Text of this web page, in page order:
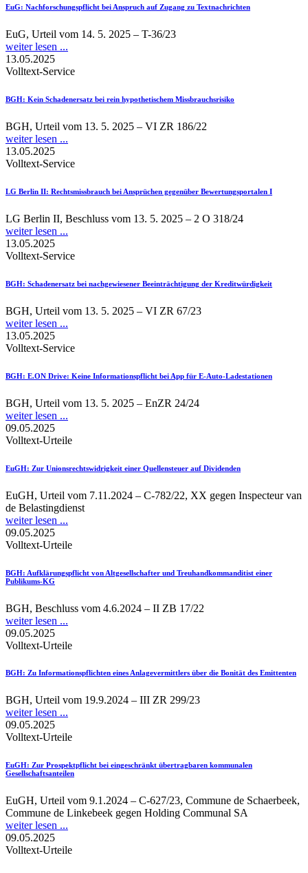
EuG: Nachforschungspflicht bei Anspruch auf Zugang zu Textnachrichten
EuG, Urteil vom 14. 5. 2025 – T-36/23
weiter lesen ...
13.05.2025
Volltext-Service
BGH: Kein Schadenersatz bei rein hypothetischem Missbrauchsrisiko
BGH, Urteil vom 13. 5. 2025 – VI ZR 186/22
weiter lesen ...
13.05.2025
Volltext-Service
LG Berlin II: Rechtsmissbrauch bei Ansprüchen gegenüber Bewertungsportalen I
LG Berlin II, Beschluss vom 13. 5. 2025 – 2 O 318/24
weiter lesen ...
13.05.2025
Volltext-Service
BGH: Schadenersatz bei nachgewiesener Beeinträchtigung der Kreditwürdigkeit
BGH, Urteil vom 13. 5. 2025 – VI ZR 67/23
weiter lesen ...
13.05.2025
Volltext-Service
BGH: E.ON Drive: Keine Informationspflicht bei App für E-Auto-Ladestationen
BGH, Urteil vom 13. 5. 2025 – EnZR 24/24
weiter lesen ...
09.05.2025
Volltext-Urteile
EuGH: Zur Unionsrechtswidrigkeit einer Quellensteuer auf Dividenden
EuGH, Urteil vom 7.11.2024 – C-782/22, XX gegen Inspecteur van
de Belastingdienst
weiter lesen ...
09.05.2025
Volltext-Urteile
BGH: Aufklärungspflicht von Altgesellschafter und Treuhandkommanditist einer
Publikums-KG
BGH, Beschluss vom 4.6.2024 – II ZB 17/22
weiter lesen ...
09.05.2025
Volltext-Urteile
BGH: Zu Informationspflichten eines Anlagevermittlers über die Bonität des Emittenten
BGH, Urteil vom 19.9.2024 – III ZR 299/23
weiter lesen ...
09.05.2025
Volltext-Urteile
EuGH: Zur Prospektpflicht bei eingeschränkt übertragbaren kommunalen
Gesellschaftsanteilen
EuGH, Urteil vom 9.1.2024 – C-627/23, Commune de Schaerbeek,
Commune de Linkebeek gegen Holding Communal SA
weiter lesen ...
09.05.2025
Volltext-Urteile